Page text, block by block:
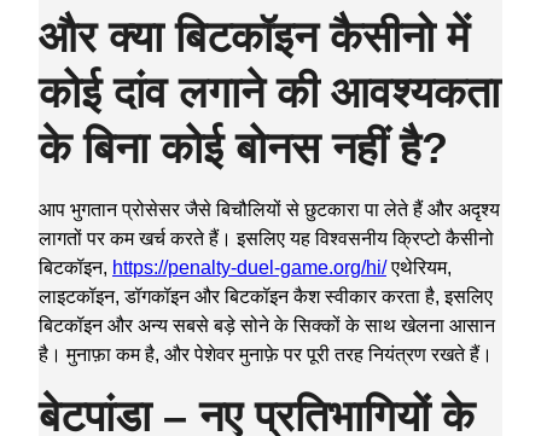
और क्या बिटकॉइन कैसीनो में
कोई दांव लगाने की आवश्यकता
के बिना कोई बोनस नहीं है?
आप भुगतान प्रोसेसर जैसे बिचौलियों से छुटकारा पा लेते हैं और अदृश्य
लागतों पर कम खर्च करते हैं। इसलिए यह विश्वसनीय क्रिप्टो कैसीनो
बिटकॉइन, https://penalty-duel-game.org/hi/एथेरियम,
लाइटकॉइन, डॉगकॉइन और बिटकॉइन कैश स्वीकार करता है, इसलिए
बिटकॉइन और अन्य सबसे बड़े सोने के सिक्कों के साथ खेलना आसान
है। मुनाफ़ा कम है, और पेशेवर मुनाफ़े पर पूरी तरह नियंत्रण रखते हैं।
बेटपांडा – नए प्रतिभागियों के